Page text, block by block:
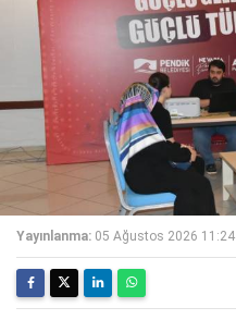
Yayınlanma: 05 Ağustos 2026 11:24